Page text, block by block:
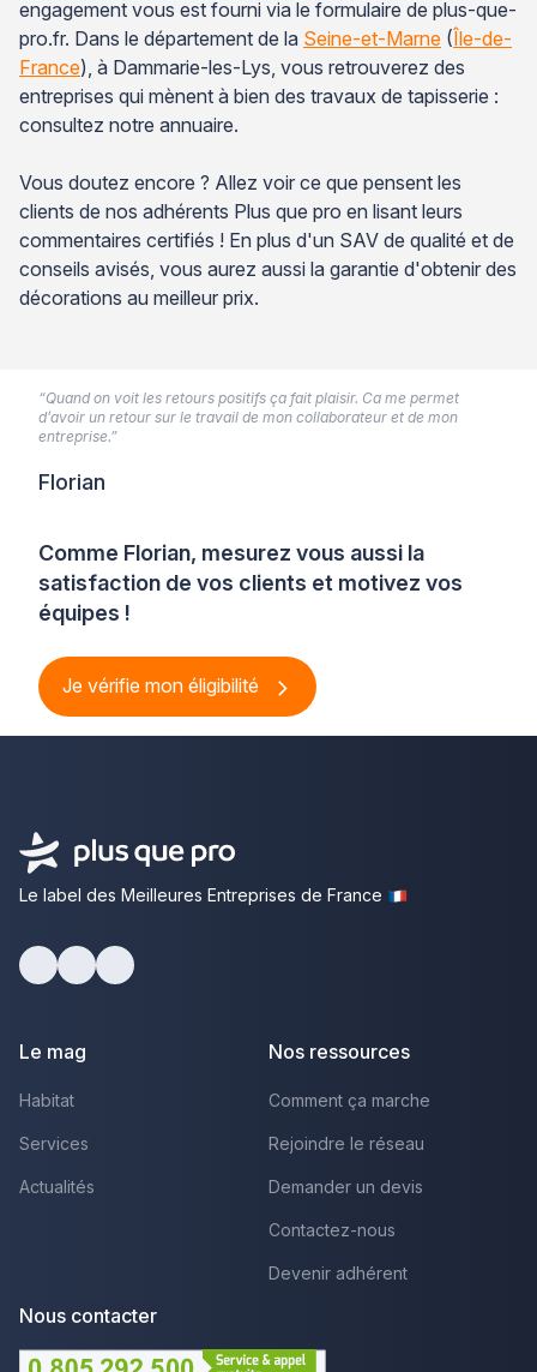
engagement vous est fourni via le formulaire de plus-que-
pro.fr. Dans le département de la Seine-et-Marne (Île-de-
France), à Dammarie-les-Lys, vous retrouverez des
entreprises qui mènent à bien des travaux de tapisserie :
consultez notre annuaire.
Vous doutez encore ? Allez voir ce que pensent les
clients de nos adhérents Plus que pro en lisant leurs
commentaires certifiés ! En plus d'un SAV de qualité et de
conseils avisés, vous aurez aussi la garantie d'obtenir des
décorations au meilleur prix.
Comme Florian, mesurez vous aussi la
satisfaction de vos clients et motivez vos
équipes !
Je vérifie mon éligibilité
“Quand on voit les retours positifs ça fait plaisir. Ca me permet
d’avoir un retour sur le travail de mon collaborateur et de mon
entreprise.”
Florian
Le label des Meilleures Entreprises de France
Le mag
Habitat
Services
Actualités
Nos ressources
Comment ça marche
Rejoindre le réseau
Demander un devis
Contactez-nous
Devenir adhérent
Nous contacter